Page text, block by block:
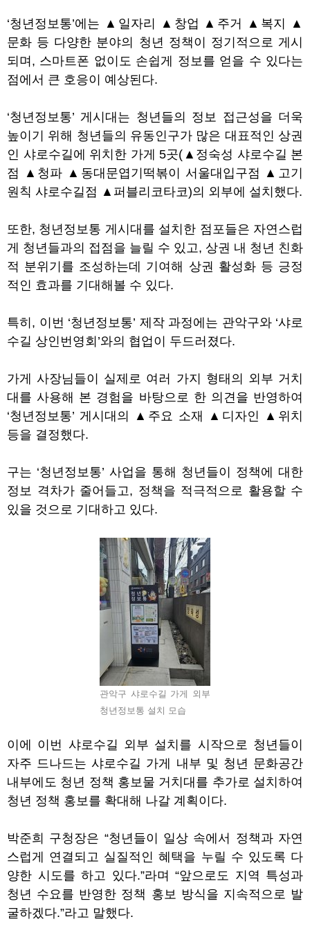
‘청년정보통’에는 ▲ 일자리 ▲ 창업 ▲ 주거 ▲ 복지
▲
문화 등 다양한 분야의 청년 정책이 정기적으로 게시
되며 , 스마트폰 없이도 손쉽게 정보를 얻을 수 있다는
점에서 큰 호응이 예상된다.
‘청년정보통’게시대는 청년들의 정보 접근성을 더욱
높이기 위해 청년들의 유동인구가 많은 대표적인 상권
인 샤로수길에 위치한 가게 5곳( ▲ 정숙성 샤로수길 본
점 ▲ 청파 ▲ 동대문엽기떡볶이 서울대입구점 ▲ 고기
원칙 샤로수길점 ▲ 퍼블리코타코)의 외부에 설치했다.
또한, 청년정보통 게시대를 설치한 점포들은 자연스럽
게 청년들과의 접점을 늘릴 수 있고, 상권 내 청년 친화
적 분위기를 조성하는데 기여해 상권 활성화 등 긍정
적인 효과를 기대해볼 수 있다.
특히 , 이번 ‘청년정보통’ 제작 과정에는 관악구와 ‘샤로
수길 상인번영회 ’와의 협업이 두드러졌다.
가게 사장님들이 실제로 여러 가지 형태의 외부 거치
대를 사용해 본 경험을 바탕으로 한 의견을 반영하여
‘청년정보통’게시대의 ▲ 주요 소재 ▲ 디자인 ▲ 위치
등을 결정했다.
구는 ‘청년정보통’ 사업을 통해 청년들이 정책에 대한
정보 격차가 줄어들고, 정책을 적극적으로 활용할 수
있을 것으로 기대하고 있다.
관악구 샤로수길 가게 외부
청년정보통 설치 모습
이에 이번 샤로수길 외부 설치를 시작으로 청년들이
자주 드나드는 샤로수길 가게 내부 및 청년 문화공간
내부에도 청년 정책 홍보물 거치대를 추가로 설치하여
청년 정책 홍보를 확대해 나갈 계획이다.
박준희 구청장은 “청년들이 일상 속에서 정책과 자연
스럽게 연결되고 실질적인 혜택을 누릴 수 있도록 다
양한 시도를 하고 있다.”라며 “앞으로도 지역 특성과
청년 수요를 반영한 정책 홍보 방식을 지속적으로 발
굴하겠다.”라고 말했다.